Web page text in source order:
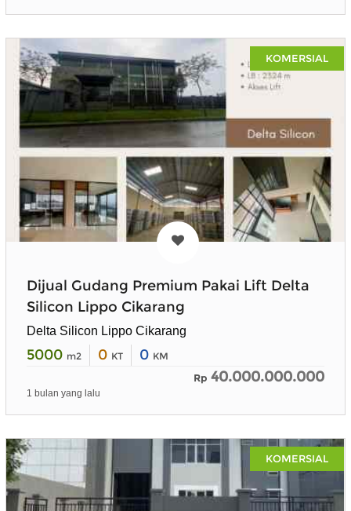
KOMERSIAL
Dijual Gudang Premium Pakai Lift Delta
Silicon Lippo Cikarang
Delta Silicon Lippo Cikarang
5000 m2 0 KT 0 KM
Rp 40.000.000.000
1 bulan yang lalu
KOMERSIAL